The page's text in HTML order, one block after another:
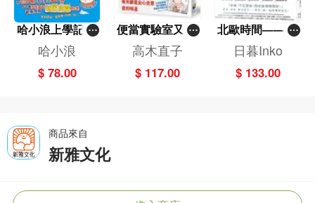
哈小浪上學記(1
3)——逃出神奇
博物館
哈小浪
$ 78.00
便當實驗室又開
張了——日日和
特別日的菜單挑
戰記
高木直子
$ 117.00
北歐時間——世
界第一幸福國度
教會我的事
日暮Inko
$ 133.00
商品來自
新雅文化